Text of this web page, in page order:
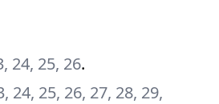
24, 25, 26.
24, 25, 26, 27, 28, 29,